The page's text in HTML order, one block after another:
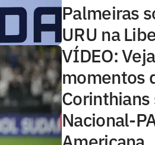
Palmeiras
URU na
VÍDEO:
momentos
Corinthians
Nacional-